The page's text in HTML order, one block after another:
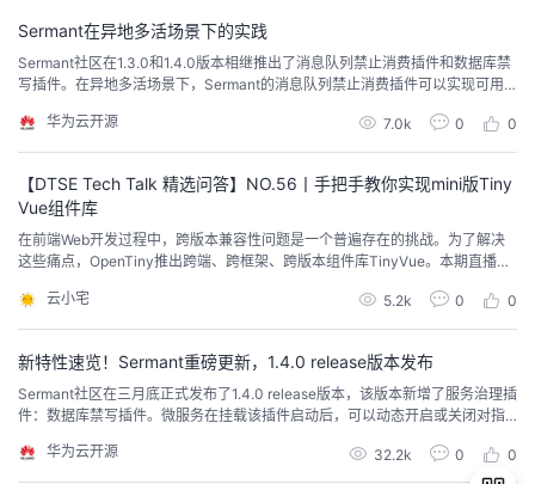
Sermant在异地多活场景下的实践
Sermant社区在1.3.0和1.4.0版本相继推出了消息队列禁止消费插件和数据库禁
写插件。在异地多活场景下，Sermant的消息队列禁止消费插件可以实现可用
插件则用于禁止写入指定的数据库，防止发生数据冲突问题。以上两个插件分
别解决了异地多活场景下的故障切流和保护数据一致性问题。
华为云开源 7.0k 0 0
【DTSE Tech Talk 精选问答】NO.56丨手把手教你实现mini版Tiny
Vue组件库
在前端Web开发过程中，跨版本兼容性问题是一个普遍存在的挑战。为了解决
这些痛点，OpenTiny推出跨端、跨框架、跨版本组件库TinyVue。本期直播聚
共同深入解读Vue2/Vue3不同版本间的差异。这对于提升用户体验，减低维护
成本，提升开发者技术洞察有重要意义。
云小宅 5.2k 0 0
新特性速览！Sermant重磅更新，1.4.0 release版本发布
Sermant社区在三月底正式发布了1.4.0 release版本，该版本新增了服务治理插
件：数据库禁写插件。微服务在挂载该插件启动后，可以动态开启或关闭对指
nGauss数据库。除此之外，本次版本更新还对路由插件进行了提升，现已支持
Dubbo3.x版本。
华为云开源 32.2k 0 0